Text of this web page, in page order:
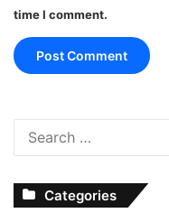
time I comment.
Categories